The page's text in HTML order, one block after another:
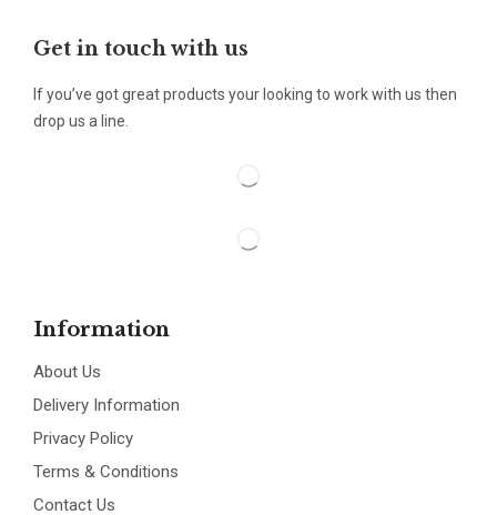
Get in touch with us
If you’ve got great products your looking to work with us then
drop us a line.
Information
About Us
Delivery Information
Privacy Policy
Terms & Conditions
Contact Us